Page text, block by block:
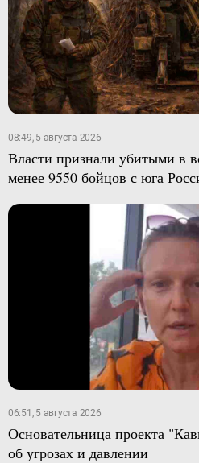
08:49, 5 августа 2026
Власти признали убитыми в
менее 9550 бойцов с юга
06:51, 5 августа 2026
Основательница проекта
об угрозах и давлении